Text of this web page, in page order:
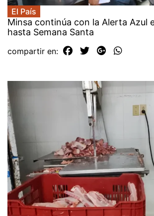
El País
Minsa continúa con la Alerta Azul
hasta Semana Santa
compartir en: